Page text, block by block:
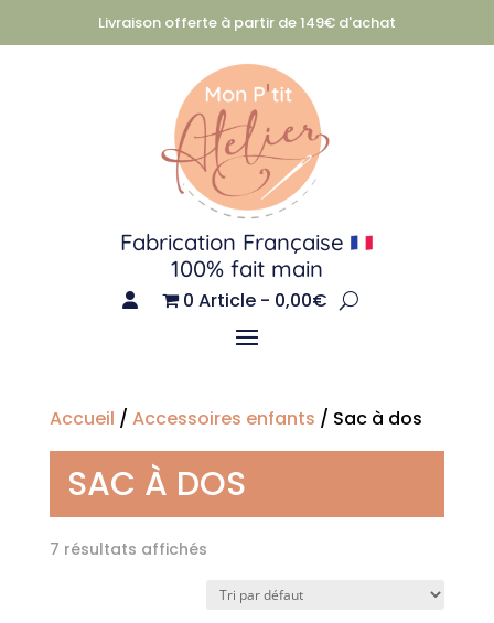
Livraison offerte à partir de 149€ d'achat
Fabrication Française
100% fait main
0 Article 0,00€
Accueil / Accessoires enfants / Sac à dos
SAC À DOS
7 résultats affichés